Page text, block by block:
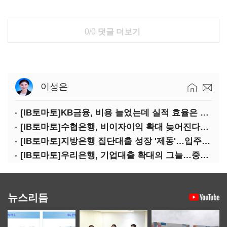
0/0 댓글 더보기
이성은
[IB토마토]KB금융, 비용 늘었는데 실적 효율은 개선…증권 호황 효과
[IB토마토]수협은행, 비이자이익 확대 늦어진다…공모운용사 인가 연말로
[IB토마토]지방은행 집단대출 성장 '제동'…입주절벽에 반사이익도 희박
[IB토마토]우리은행, 기업대출 확대의 그늘…중기 연체율 10년 만에 최고
뉴스리듬